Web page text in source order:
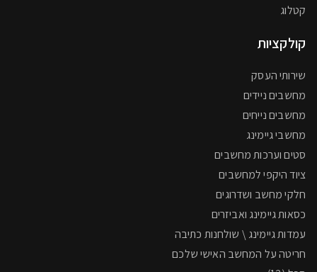
קטלוג
קולקציות
שירותי העסק
מחשבים ניידים
מחשבים נייחים
מחשבי גיימינג
סטים וערכות מחשבים
ציוד היקפי למחשבים
חלקי מחשב ושדרוגים
כסאות גיימינג ואביזרים
עמדות גיימינג \ שולחנות כתיבה
חריטה על המחשב האישי שלכם